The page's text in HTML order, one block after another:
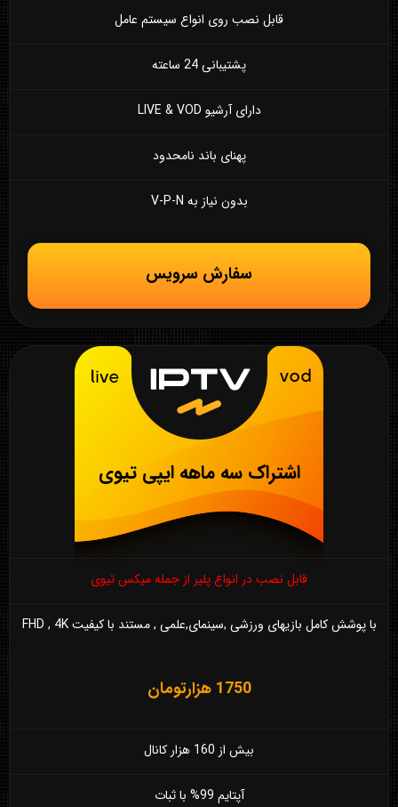
قابل نصب روی انواع سیستم عامل
پشتیبانی 24 ساعته
دارای آرشیو LIVE & VOD
پهنای باند نامحدود
بدون نیاز به V-P-N
سفارش سرویس
اشتراک سه ماهه ایپی تیوی
قابل نصب در انواع پلیر از جمله میکس تیوی
با پوشش کامل بازیهای ورزشی ,سینمای,علمی , مستند با کیفیت FHD , 4K
1750 هزارتومان
بیش از 160 هزار کانال
آپتایم 99% با ثبات